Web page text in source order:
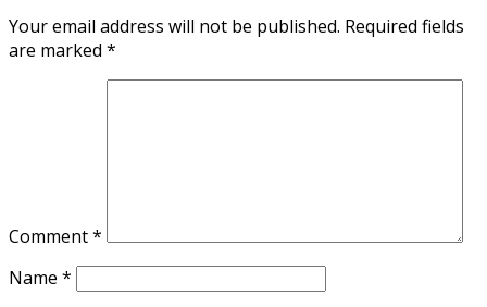
Your email address will not be published. Required fields
are marked *
Comment*
Name *